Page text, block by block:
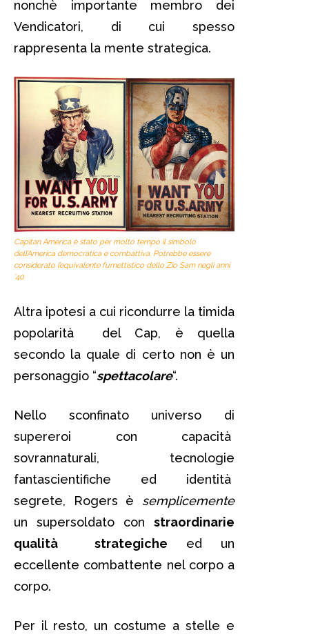
nonchè importante membro dei
Vendicatori, di cui spesso
rappresenta la mente strategica.
Capitan America è stato per molto tempo il simbolo
dell’America democratica e combattiva. Potrebbe essere
considerato l’equivalente fumettistico dello Zio Sam negli anni
’40
Altra ipotesi a cui ricondurre la timida
popolarità del Cap, è quella
secondo la quale di certo non è un
personaggio “spettacolare“.
Nello sconfinato universo di
supereroi con capacità
sovrannaturali, tecnologie
fantascientifiche ed identità
segrete, Rogers è semplicemente
un supersoldato con straordinarie
qualità strategiche ed un
eccellente combattente nel corpo a
corpo.
Per il resto, un costume a stelle e